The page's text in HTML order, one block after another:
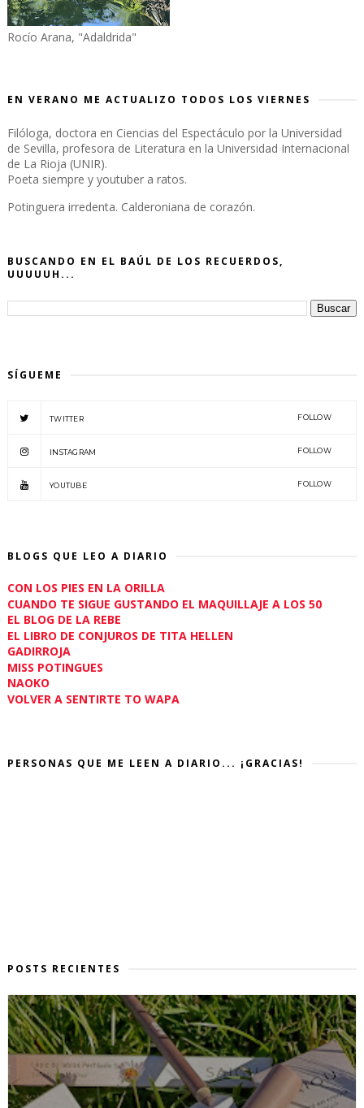
Rocío Arana, "Adaldrida"
EN VERANO ME ACTUALIZO TODOS LOS VIERNES
Filóloga, doctora en Ciencias del Espectáculo por la Universidad
de Sevilla, profesora de Literatura en la Universidad Internacional
de La Rioja (UNIR).
Poeta siempre y youtuber a ratos.
Potinguera irredenta. Calderoniana de corazón.
BUSCANDO EN EL BAÚL DE LOS RECUERDOS,
UUUUUH...
SÍGUEME
TWITTER FOLLOW
INSTAGRAM FOLLOW
YOUTUBE FOLLOW
BLOGS QUE LEO A DIARIO
CON LOS PIES EN LA ORILLA
CUANDO TE SIGUE GUSTANDO EL MAQUILLAJE A LOS 50
EL BLOG DE LA REBE
EL LIBRO DE CONJUROS DE TITA HELLEN
GADIRROJA
MISS POTINGUES
NAOKO
VOLVER A SENTIRTE TO WAPA
PERSONAS QUE ME LEEN A DIARIO... ¡GRACIAS!
POSTS RECIENTES